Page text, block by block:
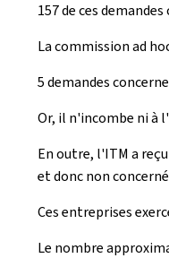
157 de ces
La commission ad
5 demandes
Or, il n'incombe ni à
En outre, l'ITM a
et donc non
Ces entreprises
Le nombre